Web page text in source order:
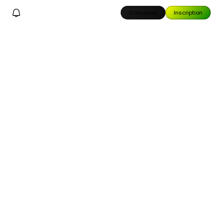
Connexion Inscription